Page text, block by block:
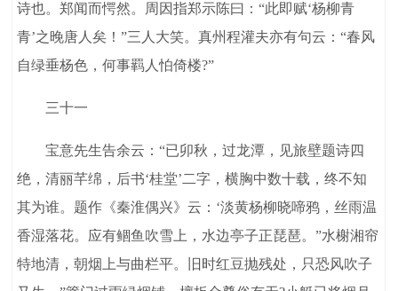
诗也。郑闻而愕然。周因指郑示陈曰：“此即赋‘杨柳青
青’之晚唐人矣！”三人大笑。真州程灌夫亦有句云：“春风
自绿垂杨色，何事羁人怕倚楼?”
三十一
宝意先生告余云：“已卯秋，过龙潭，见旅壁题诗四
绝，清丽芊绵，后书‘桂堂’二字，横胸中数十载，终不知
其为谁。题作《秦淮偶兴》云：‘淡黄杨柳晓啼鸦，丝雨温
香湿落花。应有鲴鱼吹雪上，水边亭子正琵琶。”水榭湘帘
特地清，朝烟上与曲栏平。旧时红豆抛残处，只恐风吹子